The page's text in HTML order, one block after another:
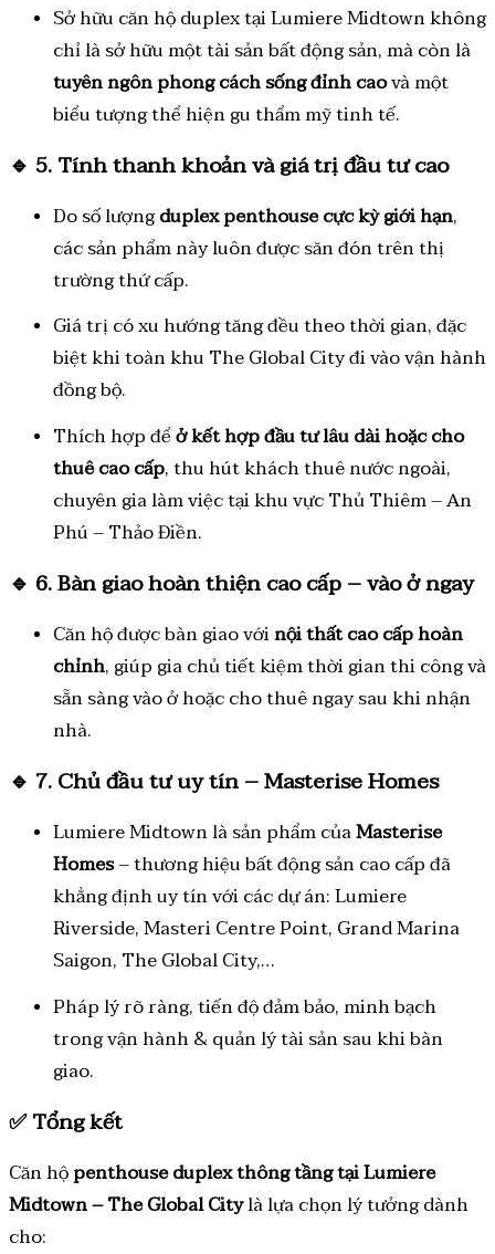
Sở hữu căn hộ duplex tại Lumiere Midtown không
chỉ là sở hữu một tài sản bất động sản, mà còn là
tuyên ngôn phong cách sống đỉnh caovà một
biểu tượng thể hiện gu thẩm mỹ tinh tế.
🔹 5. Tính thanh khoản và giá trị đầu tư cao
Do số lượngduplex penthouse cực kỳ giới hạn,
các sản phẩm này luôn được săn đón trên thị
trường thứ cấp.
Giá trị có xu hướng tăng đều theo thời gian, đặc
biệt khi toàn khu The Global City đi vào vận hành
đồng bộ.
Thích hợp đểở kết hợp đầu tư lâu dài hoặc cho
thuê cao cấp, thu hút khách thuê nước ngoài,
chuyên gia làm việc tại khu vực Thủ Thiêm – An
Phú – Thảo Điền.
🔹 6. Bàn giao hoàn thiện cao cấp – vào ở ngay
Căn hộ được bàn giao vớinội thất cao cấp hoàn
chỉnh, giúp gia chủ tiết kiệm thời gian thi công và
sẵn sàng vào ở hoặc cho thuê ngay sau khi nhận
nhà.
🔹 7. Chủ đầu tư uy tín – Masterise Homes
Lumiere Midtown là sản phẩm củaMasterise
Homes– thương hiệu bất động sản cao cấp đã
khẳng định uy tín với các dự án: Lumiere
Riverside, Masteri Centre Point, Grand Marina
Saigon, The Global City,…
Pháp lý rõ ràng, tiến độ đảm bảo, minh bạch
trong vận hành & quản lý tài sản sau khi bàn
giao.
✅Tổng kết
Căn hộpenthouse duplex thông tầng tại Lumiere
Midtown – The Global Citylà lựa chọn lý tưởng dành
cho: